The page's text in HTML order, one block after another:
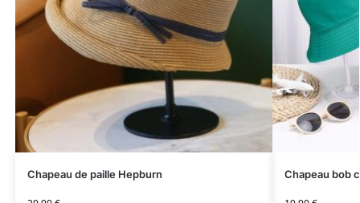
Chapeau de paille Hepburn Chapeau bob